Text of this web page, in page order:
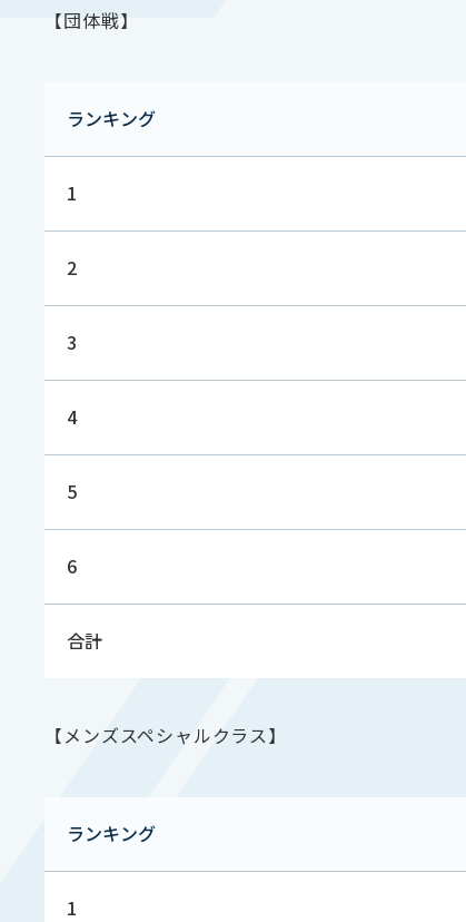
【団体戦】
ランキング
1
2
3
4
5
6
合計
【メンズスペシャルクラス】
ランキング
1